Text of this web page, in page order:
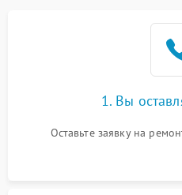
1. Вы
Оставьте заявку на